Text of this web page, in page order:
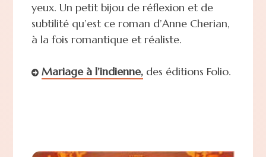
yeux. Un petit bijou de réflexion et de
subtilité qu’est ce roman d’Anne Cherian,
à la fois romantique et réaliste.
Mariage à l’indienne,des éditions Folio.